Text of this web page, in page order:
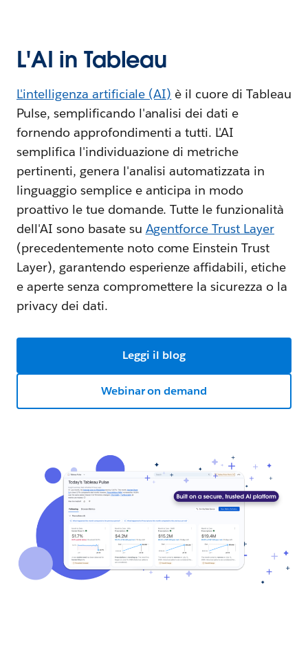
L'AI in Tableau
L'intelligenza artificiale (AI) è il cuore di Tableau
Pulse, semplificando l'analisi dei dati e
fornendo approfondimenti a tutti. L'AI
semplifica l'individuazione di metriche
pertinenti, genera l'analisi automatizzata in
linguaggio semplice e anticipa in modo
proattivo le tue domande. Tutte le funzionalità
dell'AI sono basate su Agentforce Trust Layer
(precedentemente noto come Einstein Trust
Layer), garantendo esperienze affidabili, etiche
e aperte senza compromettere la sicurezza o la
privacy dei dati.
Leggi il blog
Webinar on demand